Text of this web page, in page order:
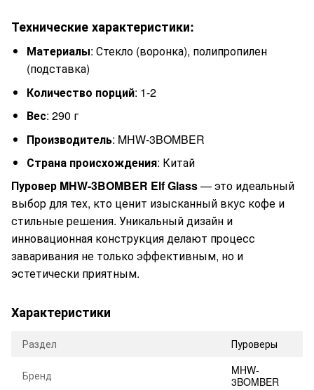
Технические характеристики:
Материалы: Стекло (воронка), полипропилен
(подставка)
Количество порций: 1-2
Вес: 290 г
Производитель: MHW-3BOMBER
Страна происхождения: Китай
Пуровер MHW-3BOMBER Elf Glass— это идеальный
выбор для тех, кто ценит изысканный вкус кофе и
стильные решения. Уникальный дизайн и
инновационная конструкция делают процесс
заваривания не только эффективным, но и
эстетически приятным.
Характеристики
Раздел Пуроверы
Бренд
MHW-
3BOMBER